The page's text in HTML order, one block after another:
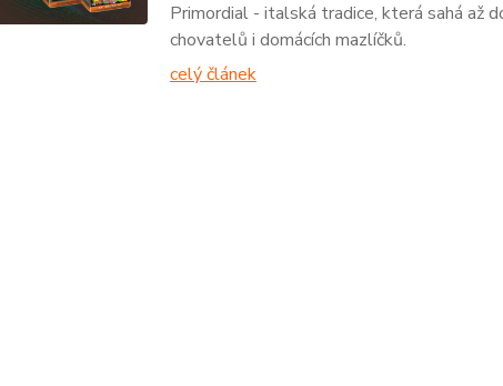
Primordial - italská tradice, která sahá až
chovatelů i domácích mazlíčků.
celý článek